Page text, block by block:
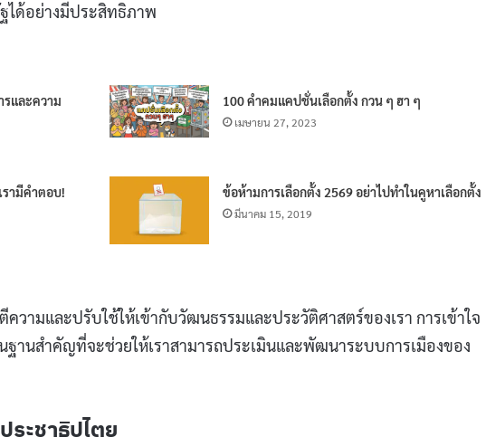
ได้อย่างมีประสิทธิภาพ
รและความ
100 คำคมแคปชั่นเลือกตั้ง กวน ๆ ฮา ๆ
เมษายน 27, 2023
รามีคำตอบ! ข้อห้ามการเลือกตั้ง 2569 อย่าไปทำในคูหาเลือกตั้ง
มีนาคม 15, 2019
วามและปรับใช้ให้เข้ากับวัฒนธรรมและประวัติศาสตร์ของเรา การเข้าใจ
านสำคัญที่จะช่วยให้เราสามารถประเมินและพัฒนาระบบการเมืองของ
ะชาธิปไตย